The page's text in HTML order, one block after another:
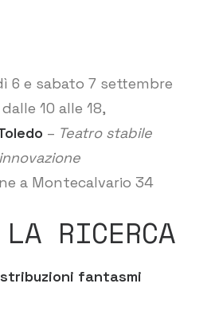
6 e sabato 7 settembre
10 alle 18,
– Teatro stabile
a Montecalvario 34
RICERCA
fantasmi